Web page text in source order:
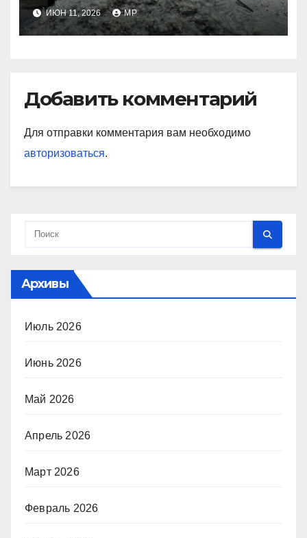
ИЮН 11, 2026 MP
Добавить комментарий
Для отправки комментария вам необходимо
авторизоваться.
Архивы
Июль 2026
Июнь 2026
Май 2026
Апрель 2026
Март 2026
Февраль 2026